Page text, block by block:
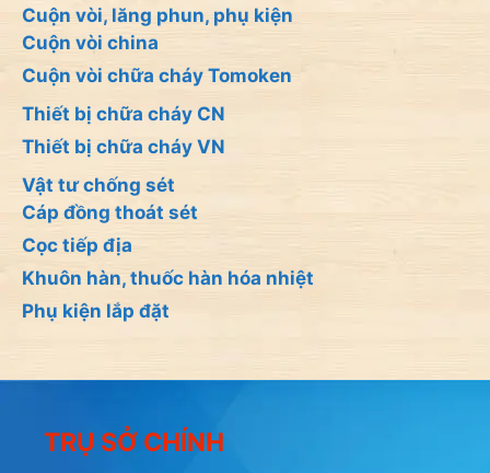
Cuộn vòi, lăng phun, phụ kiện
Cuộn vòi china
Cuộn vòi chữa cháy Tomoken
Thiết bị chữa cháy CN
Thiết bị chữa cháy VN
Vật tư chống sét
Cáp đồng thoát sét
Cọc tiếp địa
Khuôn hàn, thuốc hàn hóa nhiệt
Phụ kiện lắp đặt
TRỤ SỞ CHÍNH